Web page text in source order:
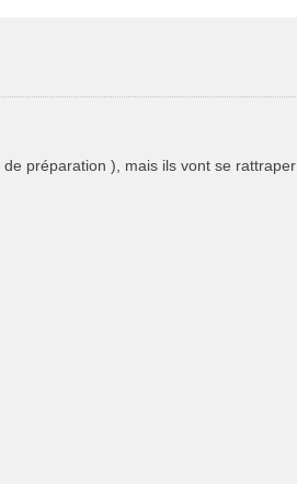
préparation ), mais ils vont se rattraper